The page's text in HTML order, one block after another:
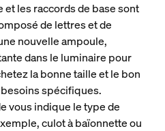
les raccords de base sont
de lettres et de
nouvelle ampoule,
dans le luminaire pour
la bonne taille et le bon
spécifiques.
vous indique le type de
culot à baïonnette ou